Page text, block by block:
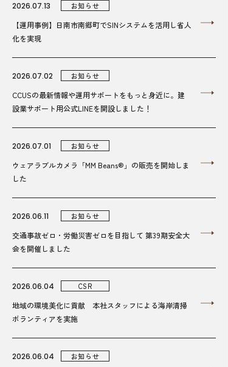
2026.07.13 お知らせ
【運用事例】日南市南郷町でSINシステムを活用し省人
化を実現
2026.07.02 お知らせ
CCUSの最新情報や運用サポートをもっと身近に。建
設業サポート用公式LINEを開設しました！
2026.07.01 お知らせ
ウェアラブルカメラ「MM Beans®」の販売を開始しま
した
2026.06.11 お知らせ
交通事故ゼロ・労働災害ゼロを目指して 第39期安全大
会を開催しました
2026.06.04 CSR
地域の環境美化に貢献 本社スタッフによる海岸清掃
ボランティアを実施
2026.06.04 お知らせ